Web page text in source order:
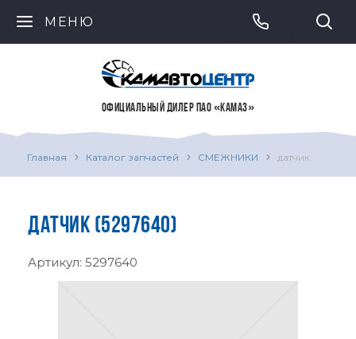
МЕНЮ
ОФИЦИАЛЬНЫЙ ДИЛЕР ПАО «КАМАЗ»
Главная Каталог запчастей СМЕЖНИКИ датчик
ДАТЧИК (5297640)
Артикул: 5297640